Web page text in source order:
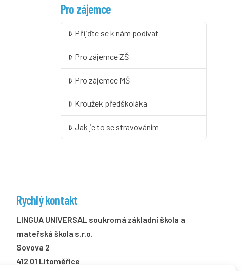
Pro zájemce
Přijďte se k nám podívat
Pro zájemce ZŠ
Pro zájemce MŠ
Kroužek předškoláka
Jak je to se stravováním
Rychlý kontakt
LINGUA UNIVERSAL soukromá základní škola a
mateřská škola s.r.o.
Sovova 2
412 01 Litoměřice